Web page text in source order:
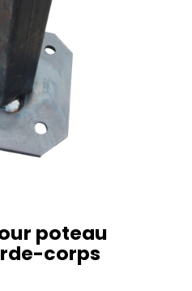
poteau
corps